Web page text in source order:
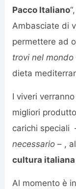
Pacco Italiano
Ambasciate di
permettere ad
trovi nel mondo
dieta
I viveri
migliori
carichi speciali
necessario – ,
cultura italiana
Al momento è